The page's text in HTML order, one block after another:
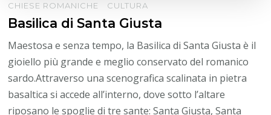
CHIESE ROMANICHE CULTURA
Basilica di Santa Giusta
Maestosa e senza tempo, la Basilica di Santa Giusta è il
gioiello più grande e meglio conservato del romanico
sardo.Attraverso una scenografica scalinata in pietra
basaltica si accede all’interno, dove sotto l’altare
riposano le spoglie di tre sante: Santa Giusta, Santa